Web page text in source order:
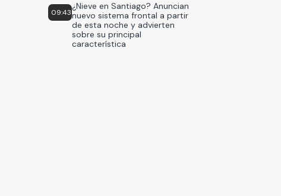
09:43
¿Nieve en Santiago? Anuncian
nuevo sistema frontal a partir
de esta noche y advierten
sobre su principal
característica